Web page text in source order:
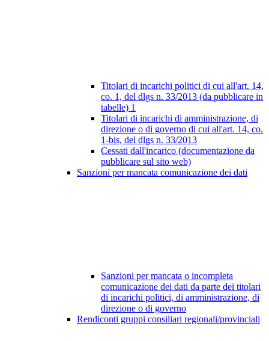
Titolari di incarichi politici di cui all'art. 14,
co. 1, del dlgs n. 33/2013 (da pubblicare in
tabelle) 1
Titolari di incarichi di amministrazione, di
direzione o di governo di cui all'art. 14, co.
1-bis, del dlgs n. 33/2013
Cessati dall'incarico (documentazione da
pubblicare sul sito web)
Sanzioni per mancata comunicazione dei dati
Sanzioni per mancata o incompleta
comunicazione dei dati da parte dei titolari
di incarichi politici, di amministrazione, di
direzione o di governo
Rendiconti gruppi consiliari regionali/provinciali